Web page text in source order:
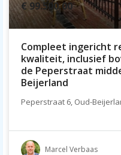
€ 99.500,00
Compleet ingericht
kwaliteit, inclusief
de Peperstraat
Beijerland
Peperstraat 6, Oud-
Marcel Verbaas